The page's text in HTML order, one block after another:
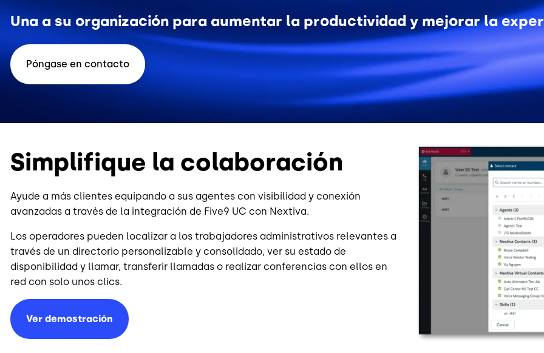
Una a su organización para aumentar la productividad y mejorar la
Póngase en contacto
Simplifique la colaboración
Ayude a más clientes equipando a sus agentes con visibilidad y conexión
avanzadas a través de la integración de Five9 UC con Nextiva.
Los operadores pueden localizar a los trabajadores administrativos relevantes a
través de un directorio personalizable y consolidado, ver su estado de
disponibilidad y llamar, transferir llamadas o realizar conferencias con ellos en
red con solo unos clics.
Ver demostración
Imagen